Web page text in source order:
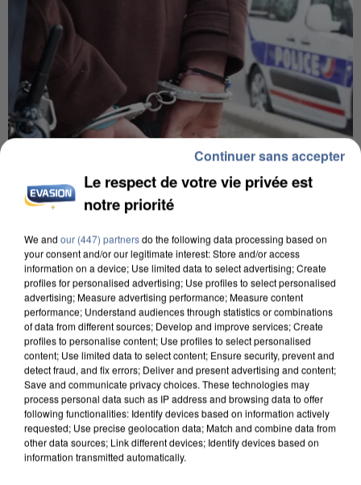
UN SECOND CADRE DE LA DZ MAFIA
INTERPELLÉ EN ALGÉRIE
Le respect de votre vie privée est
notre priorité
We and our (447) partnersdo the following data processing based on
your consent and/or our legitimate interest: Store and/or access
information on a device; Use limited data to select advertising; Create
profiles for personalised advertising; Use profiles to select personalised
advertising; Measure advertising performance; Measure content
performance; Understand audiences through statistics or combinations
of data from different sources; Develop and improve services; Create
profiles to personalise content; Use profiles to select personalised
content; Use limited data to select content; Ensure security, prevent and
detect fraud, and fix errors; Deliver and present advertising and content;
Save and communicate privacy choices. These technologies may
process personal data such as IP address and browsing data to offer
following functionalities: Identify devices based on information actively
requested; Use precise geolocation data; Match and combine data from
other data sources; Link different devices; Identify devices based on
information transmitted automatically.
Continuer sans accepter